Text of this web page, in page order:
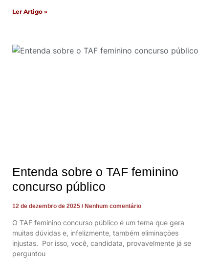
Ler Artigo »
Entenda sobre o TAF feminino
concurso público
12 de dezembro de 2025 Nenhum comentário
O TAF feminino concurso público é um tema que gera
muitas dúvidas e, infelizmente, também eliminações
injustas. Por isso, você, candidata, provavelmente já se
perguntou